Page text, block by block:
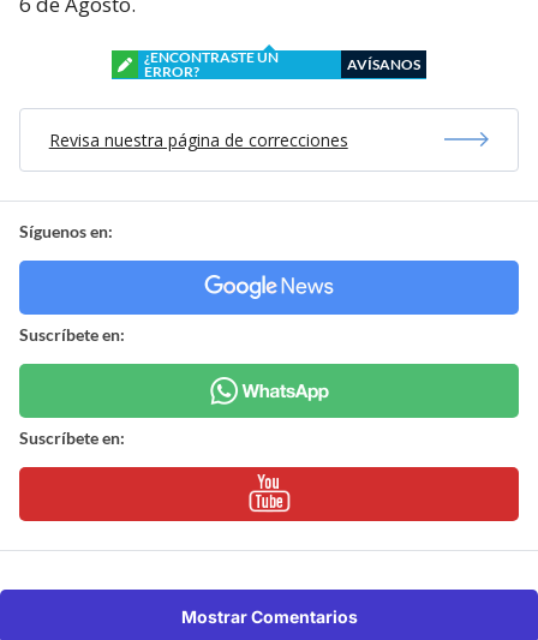
¿ENCONTRASTE UN
ERROR?
AVÍSANOS
Revisa nuestra página de correcciones
Síguenos en:
Suscríbete en:
Suscríbete en:
Mostrar Comentarios